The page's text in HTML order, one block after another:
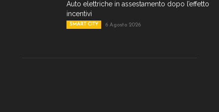
Auto elettriche in assestamento dopo l’effetto
incentivi
SMART CITY 6 Agosto 2026